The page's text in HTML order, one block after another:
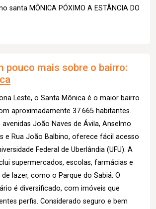
santa MÔNICA PÓXIMO A ESTÂNCIA DO
pouco mais sobre o bairro:
Leste, o Santa Mônica é o maior bairro
aproximadamente 37.665 habitantes.
avenidas João Naves de Ávila, Anselmo
e Rua João Balbino, oferece fácil acesso
Federal de Uberlândia (UFU). A
supermercados, escolas, farmácias e
lazer, como o Parque do Sabiá. O
é diversificado, com imóveis que
perfis. Considerado seguro e bem